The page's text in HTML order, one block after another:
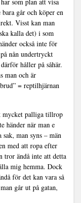
går och köper en
Visst kan man
kalla det) i som
också inte för
nån undertryckt
håller på såhär.
man och är
= reptilhjärnan
mycket palliga tillrop
händer när man e
man syns – män
med att ropa efter
tror ändå inte att detta
mig hemma. Dock
för det kan vara så
går ut på gatan,